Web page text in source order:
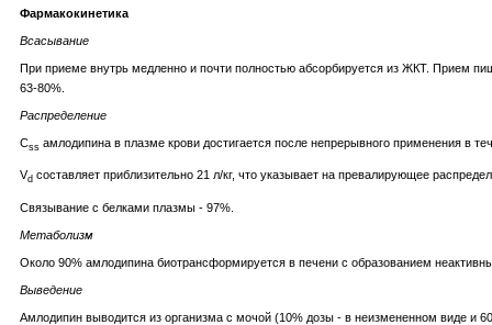
Фармакокинетика
Всасывание
При приеме внутрь медленно и почти полностью абсорбируется из ЖКТ. Прием
63-80%.
Распределение
Css амлодипина в плазме крови достигается после непрерывного применения в
Vd составляет приблизительно 21 л/кг, что указывает на превалирующее
Связывание с белками плазмы - 97%.
Метаболизм
Около 90% амлодипина биотрансформируется в печени с образованием
Выведение
Амлодипин выводится из организма с мочой (10% дозы - в неизмененном виде и